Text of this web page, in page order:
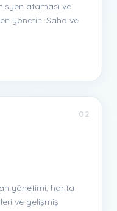
ataması ve
yönetin. Saha ve
02
yönetimi, harita
ve gelişmiş